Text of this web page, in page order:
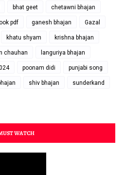
bhat geet chetawni bhajan
pdf ganesh bhajan Gazal
khatu shyam krishna bhajan
chauhan languriya bhajan
poonam didi punjabi song
shiv bhajan sunderkand
WATCH